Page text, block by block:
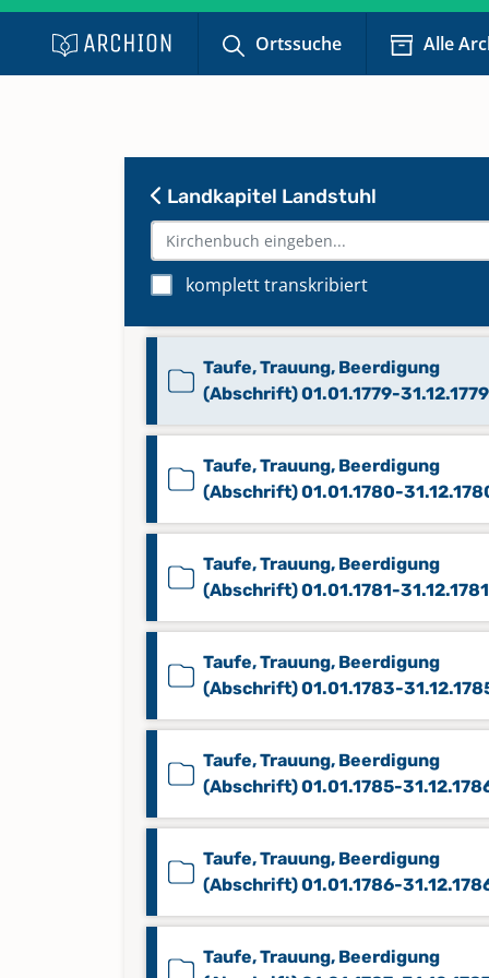
Ortssuche Alle
Landkapitel Landstuhl
komplett transkribiert
(Abschrift) 01.01.1776-31.12.1777
(Abschrift) 01.01.1777-31.12.1777
Taufe, Trauung, Beerdigung
(Abschrift) 01.01.1779-31.12.1779
Taufe, Trauung, Beerdigung
(Abschrift) 01.01.1780-
Taufe, Trauung, Beerdigung
(Abschrift) 01.01.1781-31.12.1781
Taufe, Trauung, Beerdigung
(Abschrift) 01.01.1783-
Taufe, Trauung, Beerdigung
(Abschrift) 01.01.1785-
Taufe, Trauung, Beerdigung
(Abschrift) 01.01.1786-
Taufe, Trauung, Beerdigung